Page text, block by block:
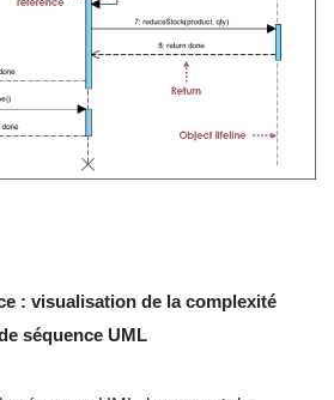
: visualisation de la complexité
séquence UML